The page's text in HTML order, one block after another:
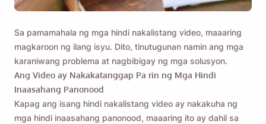
Sa pamamahala ng mga hindi nakalistang video, maaaring
magkaroon ng ilang isyu. Dito, tinutugunan namin ang mga
karaniwang problema at nagbibigay ng mga solusyon.
Ang Video ay Nakakatanggap Pa rin ng Mga Hindi
Inaasahang Panonood
Kapag ang isang hindi nakalistang video ay nakakuha ng
mga hindi inaasahang panonood, maaaring ito ay dahil sa